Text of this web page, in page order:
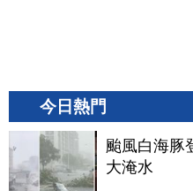
今日熱門
颱風白海豚
大淹水